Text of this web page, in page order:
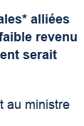
alliées
revenu
serait
au ministre